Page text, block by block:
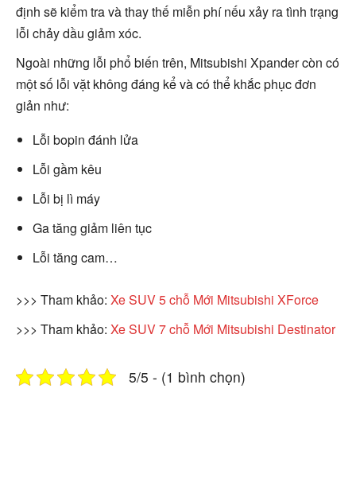
định sẽ kiểm tra và thay thế miễn phí nếu xảy ra tình trạng
lỗi chảy dầu giảm xóc.
Ngoài những lỗi phổ biến trên, Mitsubishi Xpander còn có
một số lỗi vặt không đáng kể và có thể khắc phục đơn
giản như:
Lỗi bopin đánh lửa
Lỗi gầm kêu
Lỗi bị lì máy
Ga tăng giảm liên tục
Lỗi tăng cam…
>>> Tham khảo: Xe SUV 5 chỗ Mới Mitsubishi XForce
>>> Tham khảo: Xe SUV 7 chỗ Mới Mitsubishi Destinator
5/5 - (1 bình chọn)